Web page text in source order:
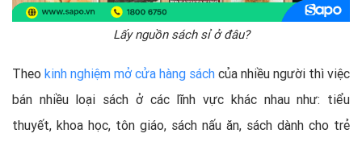
Lấy nguồn sách sỉ ở đâu?
Theo kinh nghiệm mở cửa hàng sách của nhiều người thì việc
bán nhiều loại sách ở các lĩnh vực khác nhau như: tiểu
thuyết, khoa học, tôn giáo, sách nấu ăn, sách dành cho trẻ